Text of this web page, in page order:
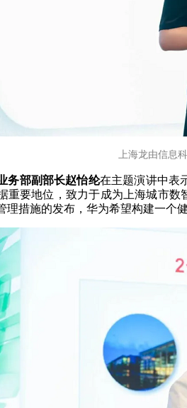
上海龙由信息
务部副部长赵怡纶在主题演讲中表
重要地位，致力于成为上海城市
理措施的发布，华为希望构建一个